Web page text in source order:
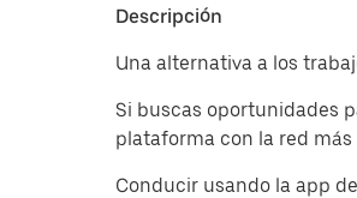
Descripción
Una alternativa a los
Si buscas oportunidades
plataforma con la red
Conducir usando la app